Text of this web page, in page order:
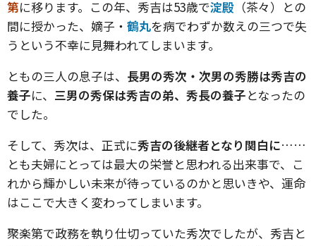
第に移ります。この年、秀吉は53歳で淀殿 （茶々）との
間に授かった、嫡子・ 鶴丸を病でわずか数えの三つで失
うという不幸に見舞われてしまいます。
ともの三人の息子は、 長男の秀次・次男の秀勝は秀吉の
養子に、 三男の秀保は秀吉の弟、秀長の養子となったの
でした。
そして、秀次は、正式に秀吉の後継者となり関白に……
とも夫婦にとっては最大の栄誉と思われる出来事で、こ
れから輝かしい未来が待っているのかと思いきや、運命
はここで大きく変わってしまいます。
聚楽第で政務を執り仕切っていた秀次でしたが、秀吉と